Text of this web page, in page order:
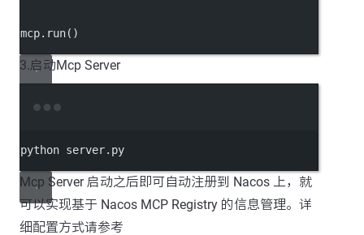
mcp.run()
3.启动Mcp Server
python server.py
Mcp Server 启动之后即可自动注册到 Nacos 上，就
可以实现基于 Nacos MCP Registry 的信息管理。详
细配置方式请参考